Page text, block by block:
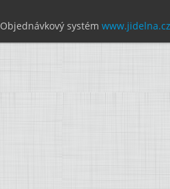
Objednávkový systém www.jidelna.cz